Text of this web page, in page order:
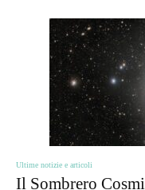
Ultime notizie e articoli
Il Sombrero